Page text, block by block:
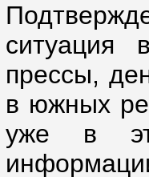
прессы,
в южных
уже в